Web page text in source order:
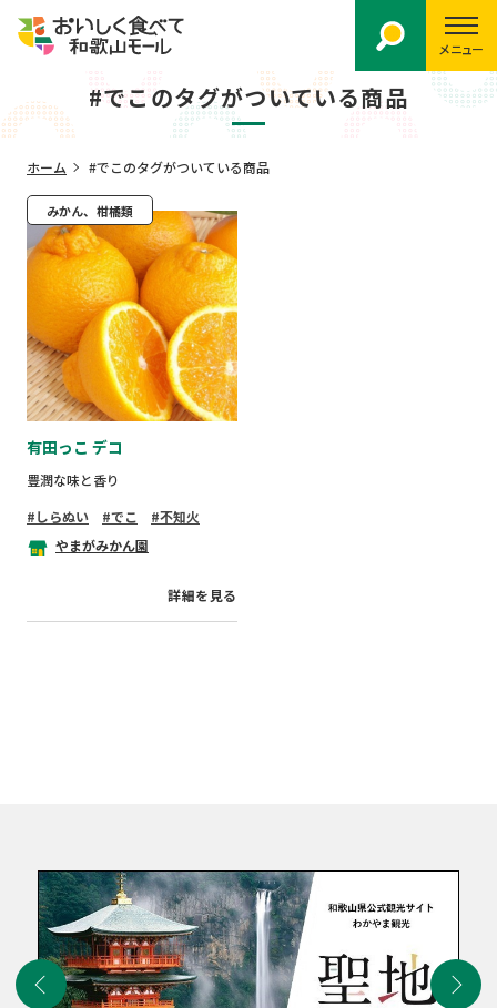
メニュー
#でこのタグがついている商品
ホーム #でこのタグがついている商品
みかん、柑橘類
有田っこ デコ
豊潤な味と香り
しらぬい
でこ
不知火
やまがみかん園
詳細を見る